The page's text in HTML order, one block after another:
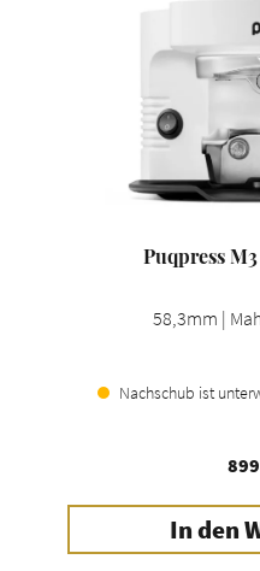
Puqpress
58,3mm |
Nachschub ist
In den